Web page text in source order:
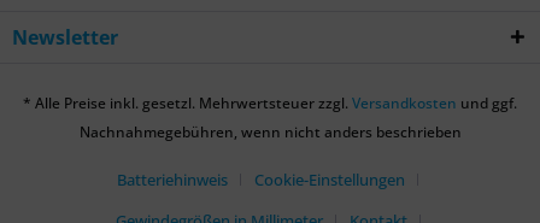
Newsletter
* Alle Preise inkl. gesetzl. Mehrwertsteuer zzgl. Versandkosten und ggf.
Nachnahmegebühren, wenn nicht anders beschrieben
Batteriehinweis
Cookie-Einstellungen